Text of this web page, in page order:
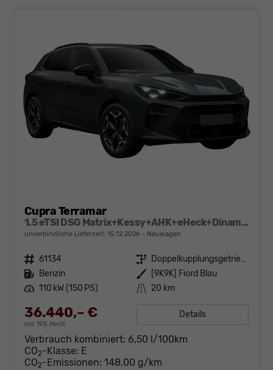
Cupra Terramar
1.5 eTSI DSG Matrix+Kessy+AHK+eHeck+Dinamica+CarPlay+eHeck+GV5
unverbindliche Lieferzeit: 15.12.2026 Neuwagen
Fahrzeugnr. 61134 Getriebe
Doppelkupplungsgetriebe (DSG)
Kraftstoff Benzin Außenfarbe
[9K9K] Fiord Blau
Leistung 110 kW (150 PS) Kilometerstand 20 km
36.440,– €
incl. 19% MwSt.
Details
Verbrauch kombiniert: 6,50 l/100km
CO2-Klasse: E
CO2-Emissionen: 148,00 g/km